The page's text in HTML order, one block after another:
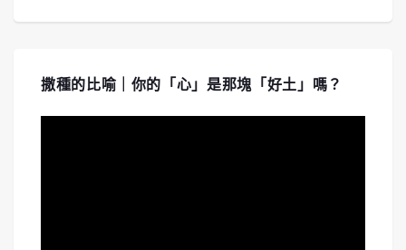
撒種的比喻｜你的「心」是那塊「好土」嗎？